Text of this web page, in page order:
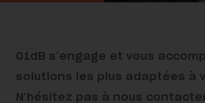
01dB s’engage et vous
solutions les plus adaptées à
N’hésitez pas à nous